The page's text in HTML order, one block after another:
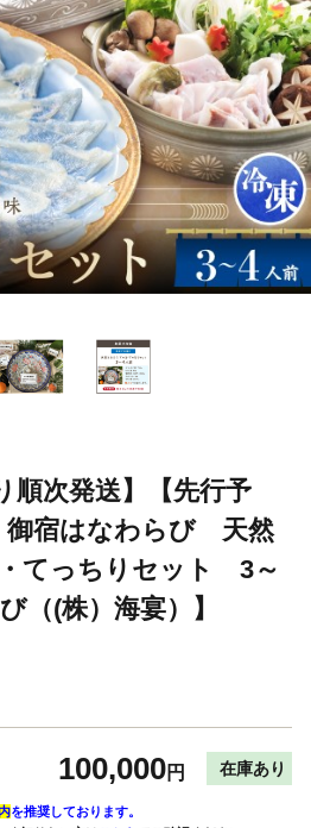
順次発送】【先行予
御宿はなわらび 天然
てっちりセット 3～
（(株）海宴）】
100,000円 在庫あり
を推奨しております。